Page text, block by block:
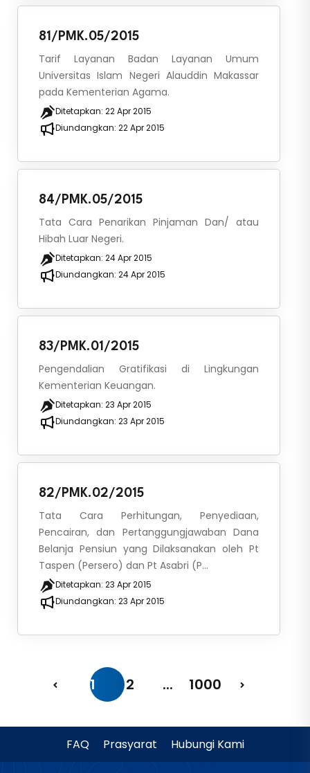
81/PMK.05/2015
Tarif Layanan Badan Layanan Umum
Universitas Islam Negeri Alauddin Makassar
pada Kementerian Agama.
Ditetapkan: 22 Apr 2015
Diundangkan: 22 Apr 2015
84/PMK.05/2015
Tata Cara Penarikan Pinjaman Dan/ atau
Hibah Luar Negeri.
Ditetapkan: 24 Apr 2015
Diundangkan: 24 Apr 2015
83/PMK.01/2015
Pengendalian Gratifikasi di Lingkungan
Kementerian Keuangan.
Ditetapkan: 23 Apr 2015
Diundangkan: 23 Apr 2015
82/PMK.02/2015
Tata Cara Perhitungan, Penyediaan,
Pencairan, dan Pertanggungjawaban Dana
Belanja Pensiun yang Dilaksanakan oleh Pt
Taspen (Persero) dan Pt Asabri (P...
Ditetapkan: 23 Apr 2015
Diundangkan: 23 Apr 2015
1 2 ... 1000
FAQ Prasyarat Hubungi Kami